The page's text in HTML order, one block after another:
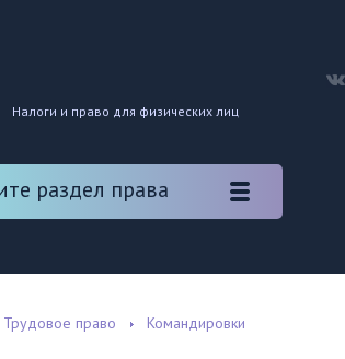
Налоги и право для физических лиц
раздел права
Трудовое право Командировки